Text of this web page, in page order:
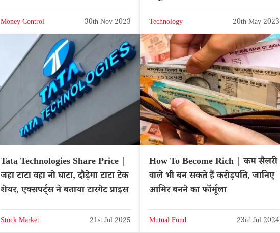
Money Control 30th Nov 2023 Technology 20th May 2023
Tata Technologies Share Price |
जहा टाटा वहा नो घाटा, दौड़ेगा टाटा टेक
शेयर, एक्सपर्ट्स ने बताया टारगेट प्राइस
Stock Market 21st Jul 2025
How To Become Rich | कम सैलरी
वाले भी बन सकते हैं करोड़पति, जानिए
आमिर बनने का फॉर्मूला
Mutual Fund 23rd Jul 2024